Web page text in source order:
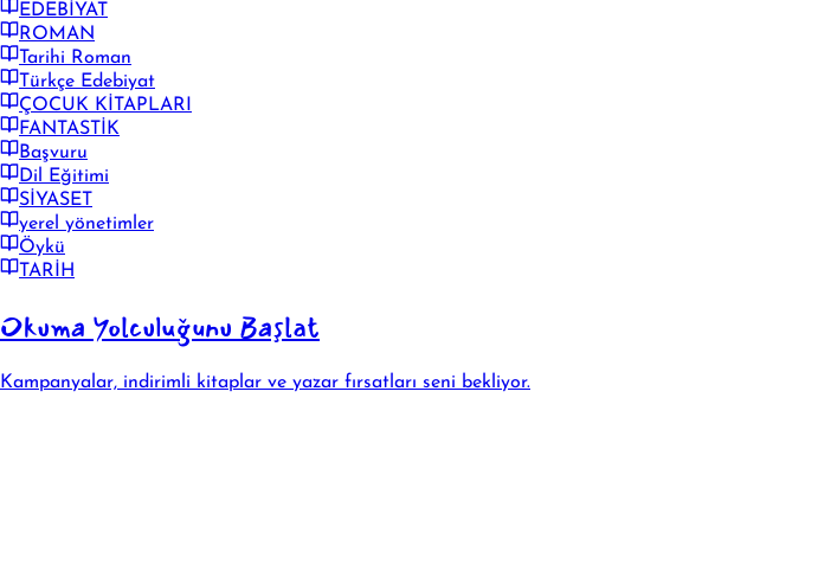
EDEBİYAT
ROMAN
Tarihi Roman
Türkçe Edebiyat
ÇOCUK KİTAPLARI
FANTASTİK
Başvuru
Dil Eğitimi
SİYASET
yerel yönetimler
Öykü
TARİH
Okuma Yolculuğunu Başlat
Kampanyalar, indirimli kitaplar ve yazar fırsatları seni bekliyor.